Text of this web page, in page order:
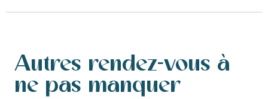
Autres rendez-vous à
ne pas manquer